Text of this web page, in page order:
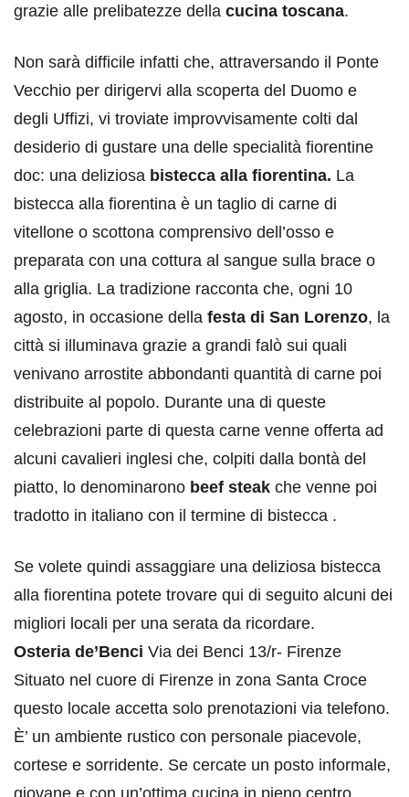
grazie alle prelibatezze della cucina toscana.
Non sarà difficile infatti che, attraversando il Ponte
Vecchio per dirigervi alla scoperta del Duomo e
degli Uffizi, vi troviate improvvisamente colti dal
desiderio di gustare una delle specialità fiorentine
doc: una deliziosa bistecca alla fiorentina. La
bistecca alla fiorentina è un taglio di carne di
vitellone o scottona comprensivo dell’osso e
preparata con una cottura al sangue sulla brace o
alla griglia. La tradizione racconta che, ogni 10
agosto, in occasione della festa di San Lorenzo, la
città si illuminava grazie a grandi falò sui quali
venivano arrostite abbondanti quantità di carne poi
distribuite al popolo. Durante una di queste
celebrazioni parte di questa carne venne offerta ad
alcuni cavalieri inglesi che, colpiti dalla bontà del
piatto, lo denominarono beef steak che venne poi
tradotto in italiano con il termine di bistecca .
Se volete quindi assaggiare una deliziosa bistecca
alla fiorentina potete trovare qui di seguito alcuni dei
migliori locali per una serata da ricordare.
Osteria de’Benci Via dei Benci 13/r- Firenze
Situato nel cuore di Firenze in zona Santa Croce
questo locale accetta solo prenotazioni via telefono.
È’ un ambiente rustico con personale piacevole,
cortese e sorridente. Se cercate un posto informale,
giovane e con un’ottima cucina in pieno centro